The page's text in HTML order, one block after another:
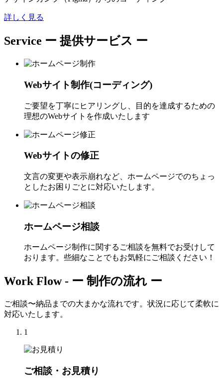
詳しく見る
Service ー 提供サービス ー
Webサイト制作(コーディング)
ご要望を丁寧にヒアリングし、目的を達成するための
理想のWebサイトを作成いたします
Webサイトの修正
文言の変更や表示崩れなど、ホームページでのちょっ
としたお困りごとに対応いたします。
ホームページ相談
ホームページ制作に関するご相談を無料でお受けして
おります。些細なことでもお気軽にご相談ください！
Work Flow - ー 制作の流れ ー
ご相談〜納品までの大まかな流れです。状況に応じて柔軟に
対応いたします。
1
ご相談・お見積り